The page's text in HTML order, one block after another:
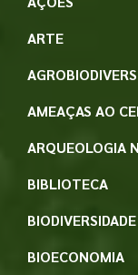
ARTE
AMEAÇAS AO
ARQUEOLOGIA
BIBLIOTECA
BIODIVERSIDADE
BIOECONOMIA